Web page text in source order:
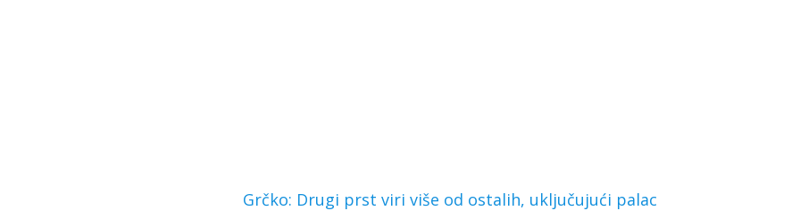
Grčko: Drugi prst viri više od ostalih, uključujući palac